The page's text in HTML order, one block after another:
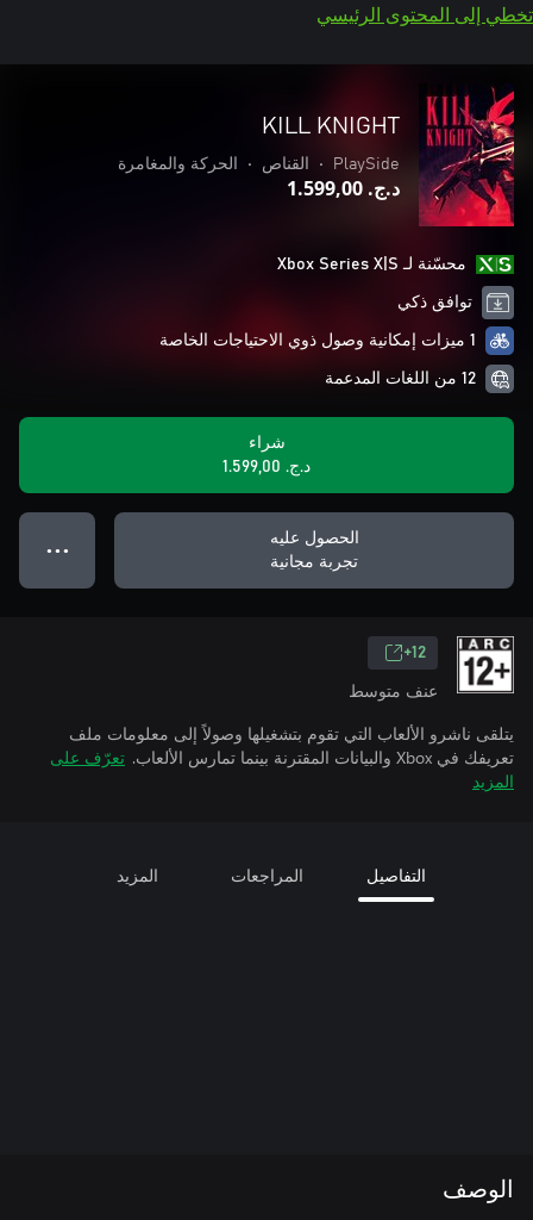
تخطي إلى المحتوى الرئيسي
KILL KNIGHT
PlaySide
• القناص • الحركة والمغامرة
د.ج.‏ 1.599,00
محسّنة لـ Xbox Series X|S
توافق ذكي
1 ميزات إمكانية وصول ذوي الاحتياجات الخاصة
12 من اللغات المدعمة
شراء
د.ج.‏ 1.599,00
الحصول عليه
تجربة مجانية
● ● ●
12+
عنف متوسط
يتلقى ناشرو الألعاب التي تقوم بتشغيلها وصولاً إلى معلومات ملف
تعريفك في Xbox والبيانات المقترنة بينما تمارس الألعاب.
تعرّف على
المزيد
التفاصيل المراجعات المزيد
الوصف